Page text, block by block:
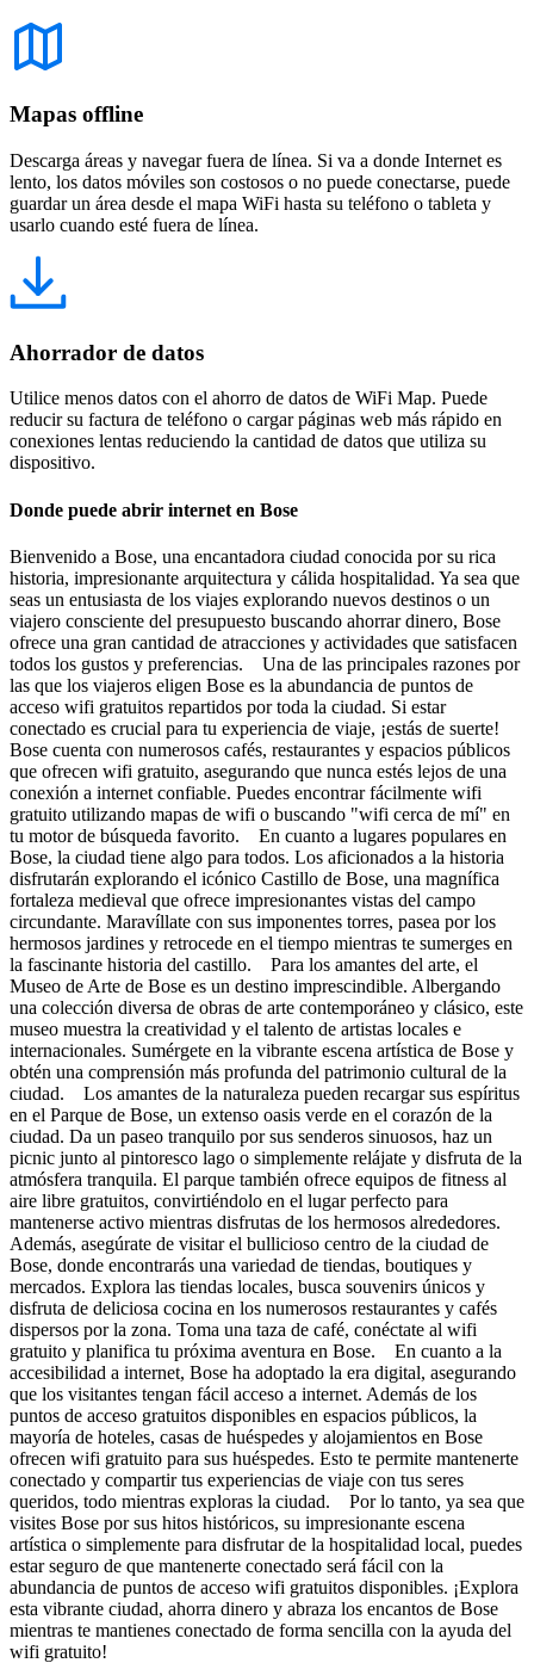
Mapas offline
Descarga áreas y navegar fuera de línea. Si va a donde Internet es
lento, los datos móviles son costosos o no puede conectarse, puede
guardar un área desde el mapa WiFi hasta su teléfono o tableta y
usarlo cuando esté fuera de línea.
Ahorrador de datos
Utilice menos datos con el ahorro de datos de WiFi Map. Puede
reducir su factura de teléfono o cargar páginas web más rápido en
conexiones lentas reduciendo la cantidad de datos que utiliza su
dispositivo.
Donde puede abrir internet en Bose
Bienvenido a Bose, una encantadora ciudad conocida por su rica
historia, impresionante arquitectura y cálida hospitalidad. Ya sea que
seas un entusiasta de los viajes explorando nuevos destinos o un
viajero consciente del presupuesto buscando ahorrar dinero, Bose
ofrece una gran cantidad de atracciones y actividades que satisfacen
todos los gustos y preferencias. Una de las principales razones por
las que los viajeros eligen Bose es la abundancia de puntos de
acceso wifi gratuitos repartidos por toda la ciudad. Si estar
conectado es crucial para tu experiencia de viaje, ¡estás de suerte!
Bose cuenta con numerosos cafés, restaurantes y espacios públicos
que ofrecen wifi gratuito, asegurando que nunca estés lejos de una
conexión a internet confiable. Puedes encontrar fácilmente wifi
gratuito utilizando mapas de wifi o buscando "wifi cerca de mí" en
tu motor de búsqueda favorito. En cuanto a lugares populares en
Bose, la ciudad tiene algo para todos. Los aficionados a la historia
disfrutarán explorando el icónico Castillo de Bose, una magnífica
fortaleza medieval que ofrece impresionantes vistas del campo
circundante. Maravíllate con sus imponentes torres, pasea por los
hermosos jardines y retrocede en el tiempo mientras te sumerges en
la fascinante historia del castillo. Para los amantes del arte, el
Museo de Arte de Bose es un destino imprescindible. Albergando
una colección diversa de obras de arte contemporáneo y clásico, este
museo muestra la creatividad y el talento de artistas locales e
internacionales. Sumérgete en la vibrante escena artística de Bose y
obtén una comprensión más profunda del patrimonio cultural de la
ciudad. Los amantes de la naturaleza pueden recargar sus espíritus
en el Parque de Bose, un extenso oasis verde en el corazón de la
ciudad. Da un paseo tranquilo por sus senderos sinuosos, haz un
picnic junto al pintoresco lago o simplemente relájate y disfruta de la
atmósfera tranquila. El parque también ofrece equipos de fitness al
aire libre gratuitos, convirtiéndolo en el lugar perfecto para
mantenerse activo mientras disfrutas de los hermosos alrededores.
Además, asegúrate de visitar el bullicioso centro de la ciudad de
Bose, donde encontrarás una variedad de tiendas, boutiques y
mercados. Explora las tiendas locales, busca souvenirs únicos y
disfruta de deliciosa cocina en los numerosos restaurantes y cafés
dispersos por la zona. Toma una taza de café, conéctate al wifi
gratuito y planifica tu próxima aventura en Bose. En cuanto a la
accesibilidad a internet, Bose ha adoptado la era digital, asegurando
que los visitantes tengan fácil acceso a internet. Además de los
puntos de acceso gratuitos disponibles en espacios públicos, la
mayoría de hoteles, casas de huéspedes y alojamientos en Bose
ofrecen wifi gratuito para sus huéspedes. Esto te permite mantenerte
conectado y compartir tus experiencias de viaje con tus seres
queridos, todo mientras exploras la ciudad. Por lo tanto, ya sea que
visites Bose por sus hitos históricos, su impresionante escena
artística o simplemente para disfrutar de la hospitalidad local, puedes
estar seguro de que mantenerte conectado será fácil con la
abundancia de puntos de acceso wifi gratuitos disponibles. ¡Explora
esta vibrante ciudad, ahorra dinero y abraza los encantos de Bose
mientras te mantienes conectado de forma sencilla con la ayuda del
wifi gratuito!